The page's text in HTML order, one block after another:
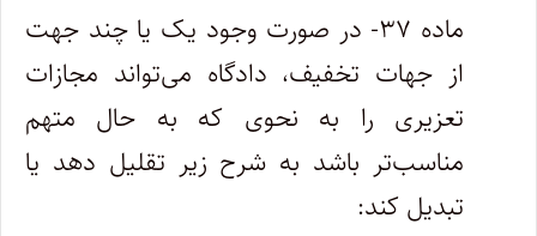
ماده ۳۷‌- در صورت وجود یک یا چند جهت
از جهات تخفیف، دادگاه می‌تواند مجازات
تعزیری را به نحوی که به حال متهم
مناسب‌تر باشد به شرح زیر تقلیل دهد یا
تبدیل کند: